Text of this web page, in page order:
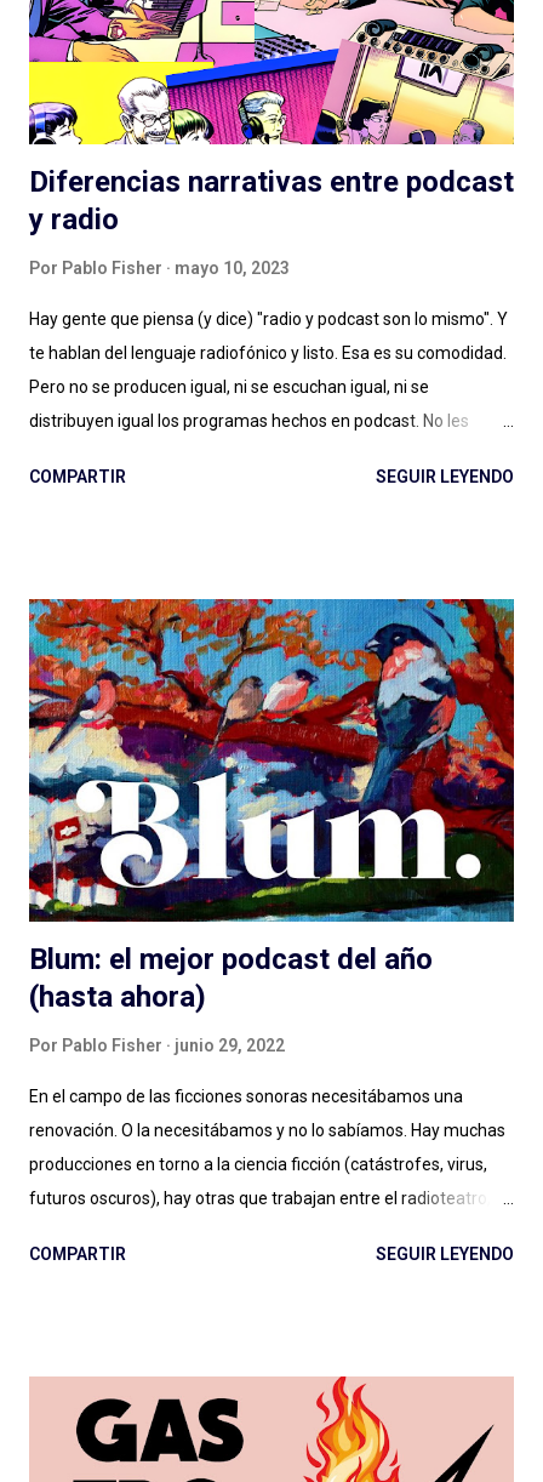
truth is out there" . Tan marcada es la influencia de X-Files en
este podcast que hasta lo celebran con la inclusión de la
Diferencias narrativas entre podcast
y radio
Por Pablo Fisher mayo 10, 2023
Hay gente que piensa (y dice) "radio y podcast son lo mismo". Y
te hablan del lenguaje radiofónico y listo. Esa es su comodidad.
Pero no se producen igual, ni se escuchan igual, ni se
distribuyen igual los programas hechos en podcast. No les
(podcast), con escuchar el páramo creativo (radio) vs. la
Porque los debates no pueden ser eternos. Y entonces
hablamos de lenguaje sonoro, hablamos de audio digital a
demanda del siglo XXI, hablamos de géneros, formatos, estilos.
Compartimos programas hechos para audiencias regionales,
globales, en nuestro idioma. Pero hay que aportar , siento en
este momento, un granito más al debate: el de las diferencias
narrativas entre una cosa y la otra. Más allá de las instancias de
producción, distribución y es...
COMPARTIR SEGUIR LEYENDO
Blum: el mejor podcast del año
(hasta ahora)
Por Pablo Fisher junio 29, 2022
En el campo de las ficciones sonoras necesitábamos una
renovación. O la necesitábamos y no lo sabíamos. Hay muchas
producciones en torno a la ciencia ficción (catástrofes, virus,
futuros oscuros), hay otras que trabajan entre el radioteatro, el
una por una, se puede decir sencillamente que hay dos grandes
dirección de actuaciones e interpretaciones a la altura de
tamaña producción; y las que, con presupuesto o no, deben
cortar lazos aún con el vetusto radioteatro, nos entregan
COMPARTIR SEGUIR LEYENDO